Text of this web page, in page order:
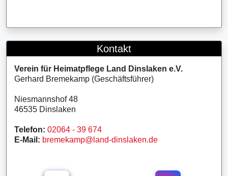
Kontakt
Verein für Heimatpflege Land Dinslaken e.V.
Gerhard Bremekamp (Geschäftsführer)
Niesmannshof 48
46535 Dinslaken
Telefon: 02064 - 39 674
E-Mail: bremekamp@land-dinslaken.de